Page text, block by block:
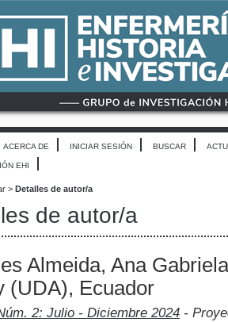
ACERCA DE INICIAR SESIÓN BUSCAR
EHI
> Detalles de autor/a
de autor/a
Almeida, Ana
(UDA), Ecuador
2: Julio - Diciembre 2024 -